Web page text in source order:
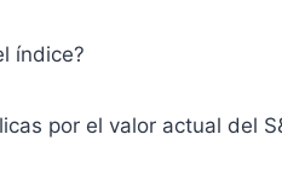
índice?
por el valor actual del